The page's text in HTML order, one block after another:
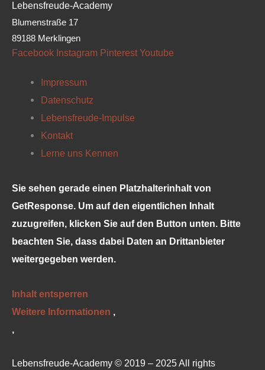
Lebensfreude-Academy
Blumenstraße 17
89188 Merklingen
Facebook Instagram Pinterest Youtube
Impressum
Datenschutz
Lebensfreude-Impulse
Kontakt
Lerne uns Kennen
Sie sehen gerade einen Platzhalterinhalt von
GetResponse. Um auf den eigentlichen Inhalt
zuzugreifen, klicken Sie auf den Button unten. Bitte
beachten Sie, dass dabei Daten an Drittanbieter
weitergegeben werden.
Inhalt entsperren
Weitere Informationen ‚
‚
Lebensfreude-Academy © 2019 – 2025 All rights